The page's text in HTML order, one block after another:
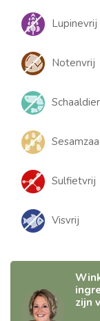
Lupinevrij
Notenvrij
Sulfietvrij
Visvrij
zijn